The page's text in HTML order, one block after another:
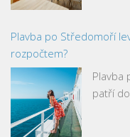
Plavba po Středomoří
rozpočtem?
Plavba
patří